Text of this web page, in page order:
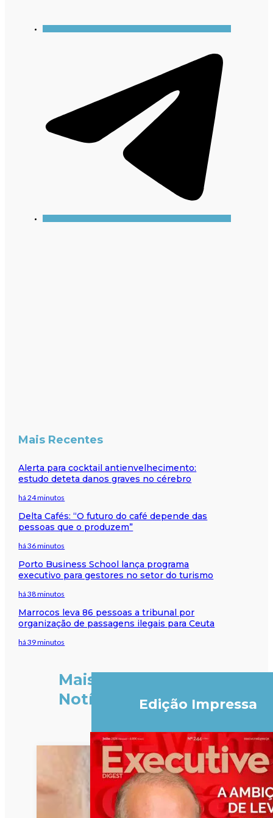
Mais Recentes
Alerta para cocktail antienvelhecimento:
estudo deteta danos graves no cérebro
há 24 minutos
Delta Cafés: “O futuro do café depende das
pessoas que o produzem”
há 36 minutos
Porto Business School lança programa
executivo para gestores no setor do turismo
há 38 minutos
Marrocos leva 86 pessoas a tribunal por
organização de passagens ilegais para Ceuta
há 39 minutos
Mais
Notícias
Edição Impressa